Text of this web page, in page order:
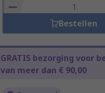
Basket
Bestellen
GRATIS bezorging voor
van meer dan € 90,00